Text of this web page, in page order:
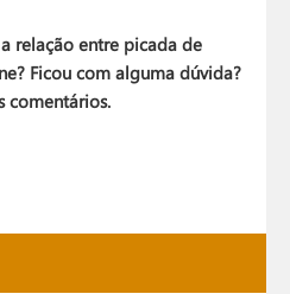
relação entre picada de
Ficou com alguma dúvida?
comentários.